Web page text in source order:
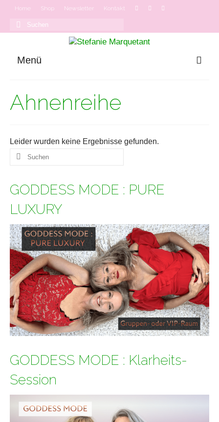
Home Shop Newsletter Kontakt
Suchen
Menü
Onlinekurse
Ahnenreihe
Leider wurden keine Ergebnisse gefunden.
Suchen
nach:
GODDESS MODE : PURE
LUXURY
GODDESS MODE : Klarheits-
Session